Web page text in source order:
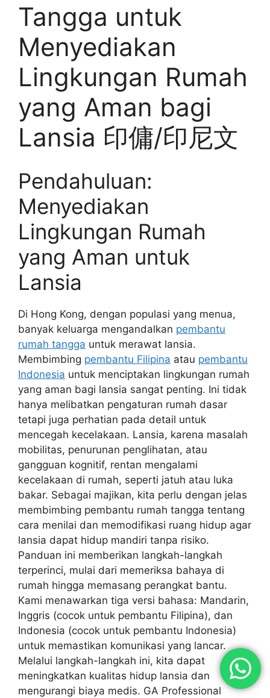
Tangga untuk
Menyediakan
Lingkungan Rumah
yang Aman bagi
Lansia 印傭/印尼文
Pendahuluan:
Menyediakan
Lingkungan Rumah
yang Aman untuk
Lansia
Di Hong Kong, dengan populasi yang menua,
banyak keluarga mengandalkan pembantu
rumah tangga untuk merawat lansia.
Membimbing pembantu Filipina atau pembantu
Indonesia untuk menciptakan lingkungan rumah
yang aman bagi lansia sangat penting. Ini tidak
hanya melibatkan pengaturan rumah dasar
tetapi juga perhatian pada detail untuk
mencegah kecelakaan. Lansia, karena masalah
mobilitas, penurunan penglihatan, atau
gangguan kognitif, rentan mengalami
kecelakaan di rumah, seperti jatuh atau luka
bakar. Sebagai majikan, kita perlu dengan jelas
membimbing pembantu rumah tangga tentang
cara menilai dan memodifikasi ruang hidup agar
lansia dapat hidup mandiri tanpa risiko.
Panduan ini memberikan langkah-langkah
terperinci, mulai dari memeriksa bahaya di
rumah hingga memasang perangkat bantu.
Kami menawarkan tiga versi bahasa: Mandarin,
Inggris (cocok untuk pembantu Filipina), dan
Indonesia (cocok untuk pembantu Indonesia)
untuk memastikan komunikasi yang lancar.
Melalui langkah-langkah ini, kita dapat
meningkatkan kualitas hidup lansia dan
mengurangi biaya medis. GA Professional